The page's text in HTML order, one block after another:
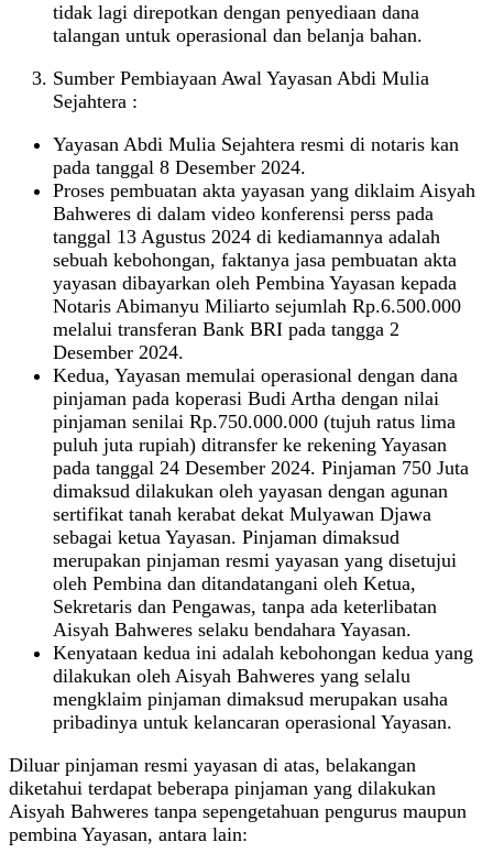
tidak lagi direpotkan dengan penyediaan dana
talangan untuk operasional dan belanja bahan.
Sumber Pembiayaan Awal Yayasan Abdi Mulia
Sejahtera :
Yayasan Abdi Mulia Sejahtera resmi di notaris kan
pada tanggal 8 Desember 2024.
Proses pembuatan akta yayasan yang diklaim Aisyah
Bahweres di dalam video konferensi perss pada
tanggal 13 Agustus 2024 di kediamannya adalah
sebuah kebohongan, faktanya jasa pembuatan akta
yayasan dibayarkan oleh Pembina Yayasan kepada
Notaris Abimanyu Miliarto sejumlah Rp.6.500.000
melalui transferan Bank BRI pada tangga 2
Desember 2024.
Kedua, Yayasan memulai operasional dengan dana
pinjaman pada koperasi Budi Artha dengan nilai
pinjaman senilai Rp.750.000.000 (tujuh ratus lima
puluh juta rupiah) ditransfer ke rekening Yayasan
pada tanggal 24 Desember 2024. Pinjaman 750 Juta
dimaksud dilakukan oleh yayasan dengan agunan
sertifikat tanah kerabat dekat Mulyawan Djawa
sebagai ketua Yayasan. Pinjaman dimaksud
merupakan pinjaman resmi yayasan yang disetujui
oleh Pembina dan ditandatangani oleh Ketua,
Sekretaris dan Pengawas, tanpa ada keterlibatan
Aisyah Bahweres selaku bendahara Yayasan.
Kenyataan kedua ini adalah kebohongan kedua yang
dilakukan oleh Aisyah Bahweres yang selalu
mengklaim pinjaman dimaksud merupakan usaha
pribadinya untuk kelancaran operasional Yayasan.
Diluar pinjaman resmi yayasan di atas, belakangan
diketahui terdapat beberapa pinjaman yang dilakukan
Aisyah Bahweres tanpa sepengetahuan pengurus maupun
pembina Yayasan, antara lain: